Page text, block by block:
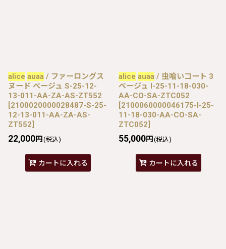
alice auaa / ファーロングス
ヌード ベージュ S-25-12-
13-011-AA-ZA-AS-ZT552
[2100020000028487-S-25-
12-13-011-AA-ZA-AS-
ZT552]
22,000円 (税込)
カートに入れる
alice auaa / 虫喰いコート 3
ベージュ I-25-11-18-030-
AA-CO-SA-ZTC052
[2100060000046175-I-25-
11-18-030-AA-CO-SA-
ZTC052]
55,000円 (税込)
カートに入れる